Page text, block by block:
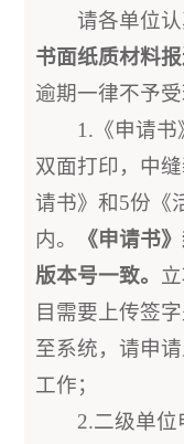
请各单位
书面纸质材料
逾期一律不予
1.《申请
双面打印，中
请书》和5份《
内。
《申请书
版本号一致。
目需要上传签
至系统，请申
工作；
2.二级单位